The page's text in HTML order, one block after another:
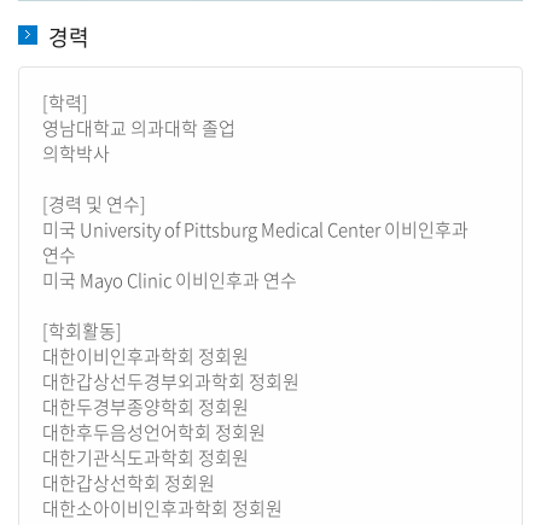
경력
[학력]
영남대학교 의과대학 졸업
의학박사
[경력 및 연수]
미국 University of Pittsburg Medical Center 이비인후과
연수
미국 Mayo Clinic 이비인후과 연수
[학회활동]
대한이비인후과학회 정회원
대한갑상선두경부외과학회 정회원
대한두경부종양학회 정회원
대한후두음성언어학회 정회원
대한기관식도과학회 정회원
대한갑상선학회 정회원
대한소아이비인후과학회 정회원